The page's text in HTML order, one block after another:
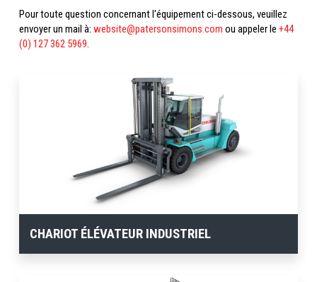
Pour toute question concernant l'équipement ci-dessous, veuillez
envoyer un mail à: website@patersonsimons.com ou appeler le +44
(0) 127 362 5969.
CHARIOT ÉLÉVATEUR INDUSTRIEL